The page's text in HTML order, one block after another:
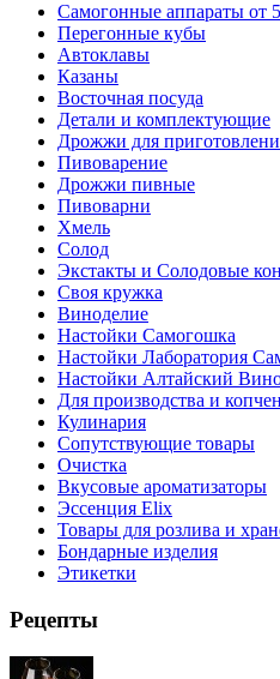
Самогонные аппараты от
Перегонные кубы
Автоклавы
Казаны
Восточная посуда
Детали и комплектующие
Дрожжи для
Пивоварение
Дрожжи пивные
Пивоварни
Хмель
Солод
Экстакты и Солодовые
Своя кружка
Виноделие
Настойки Самогошка
Настойки Лаборатория
Настойки Алтайский
Для производства и
Кулинария
Сопутствующие товары
Очистка
Вкусовые ароматизаторы
Эссенция Elix
Товары для розлива и
Бондарные изделия
Этикетки
Рецепты